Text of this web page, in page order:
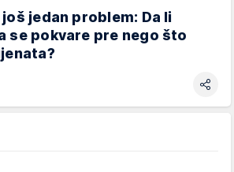
jedan problem: Da li
se pokvare pre nego što